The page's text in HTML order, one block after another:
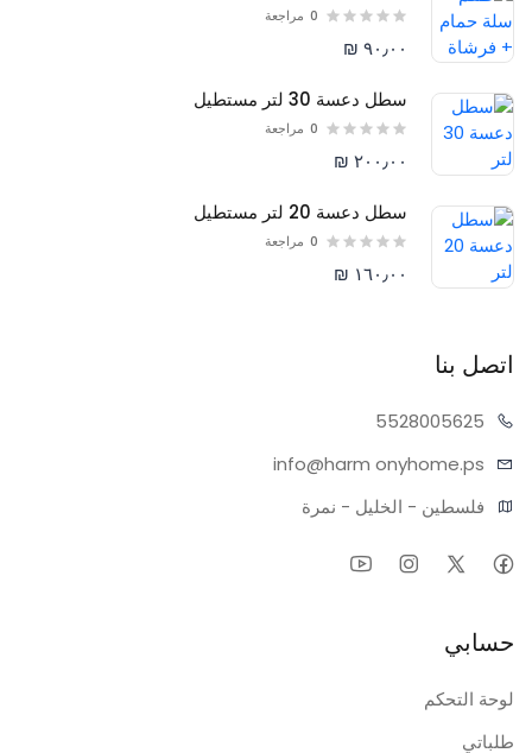
0 مراجعة
٩٠٫٠٠ ₪
سطل دعسة 30 لتر مستطيل
0 مراجعة
٢٠٠٫٠٠ ₪
سطل دعسة 20 لتر مستطيل
0 مراجعة
١٦٠٫٠٠ ₪
اتصل بنا
05625
55280
info@harm onyhome.ps
فلسطين - الخليل - نمرة
حسابي
لوحة التحكم
طلباتي